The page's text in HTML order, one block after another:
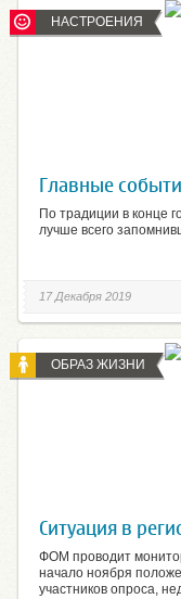
НАСТРОЕНИЯ
Главные
По традиции в конце
лучше всего
17 Декабря 2019
ОБРАЗ ЖИЗНИ
Ситуация в
ФОМ проводит
начало ноября
участников опроса,